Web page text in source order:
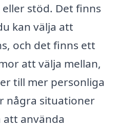
stöd. Det finns
kan välja att
och det finns ett
att välja mellan,
till mer personliga
några situationer
att använda